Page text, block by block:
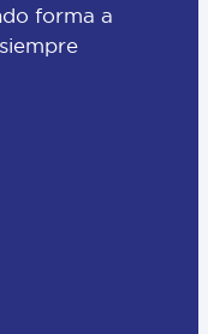
forma a